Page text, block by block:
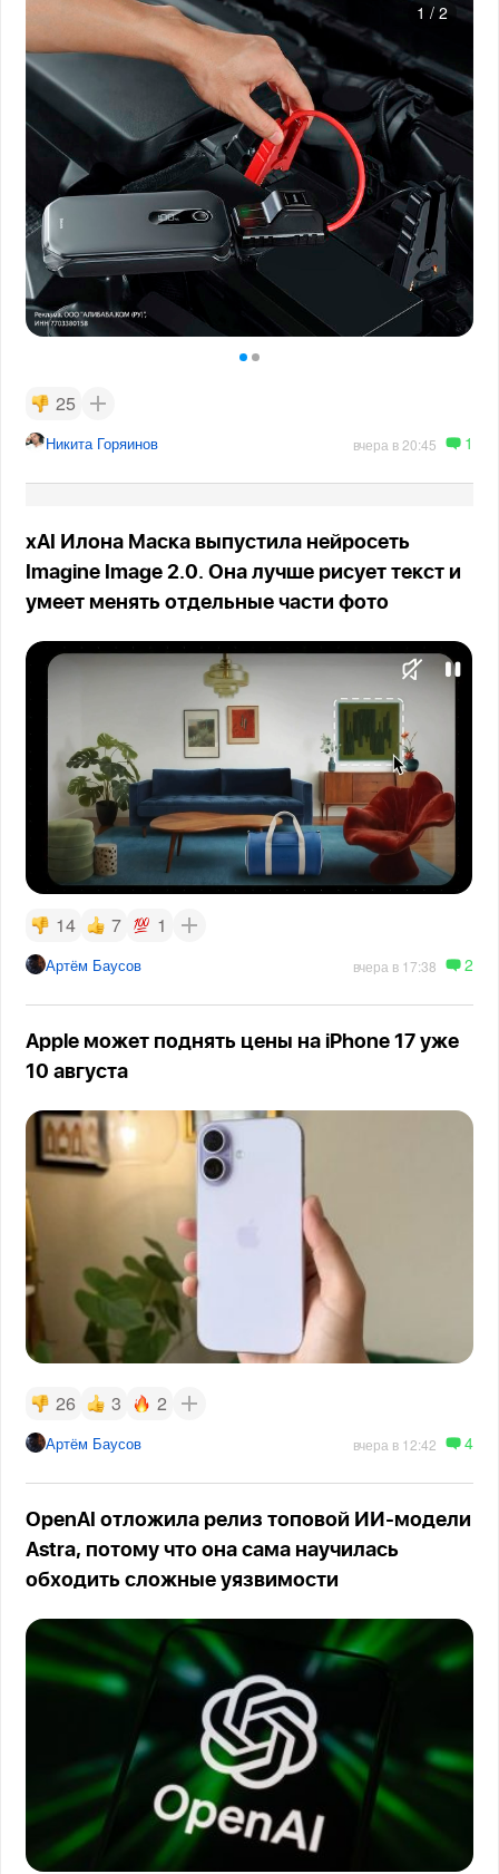
1 / 2
25
Никита Горяинов вчера в 20:45 1
xAI Илона Маска выпустила нейросеть
Imagine Image 2.0. Она лучше рисует текст и
умеет менять отдельные части фото
14 7 1
Артём Баусов вчера в 17:38 2
Apple может поднять цены на iPhone 17 уже
10 августа
26 3 2
Артём Баусов вчера в 12:42 4
OpenAI отложила релиз топовой ИИ-модели
Astra, потому что она сама научилась
обходить сложные уязвимости